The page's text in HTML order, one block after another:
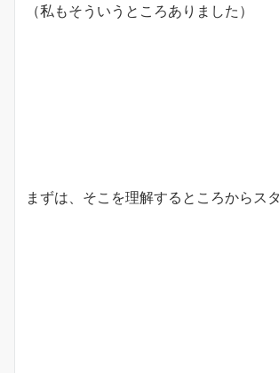
（私もそういうところありました）
まずは、そこを理解するところからス